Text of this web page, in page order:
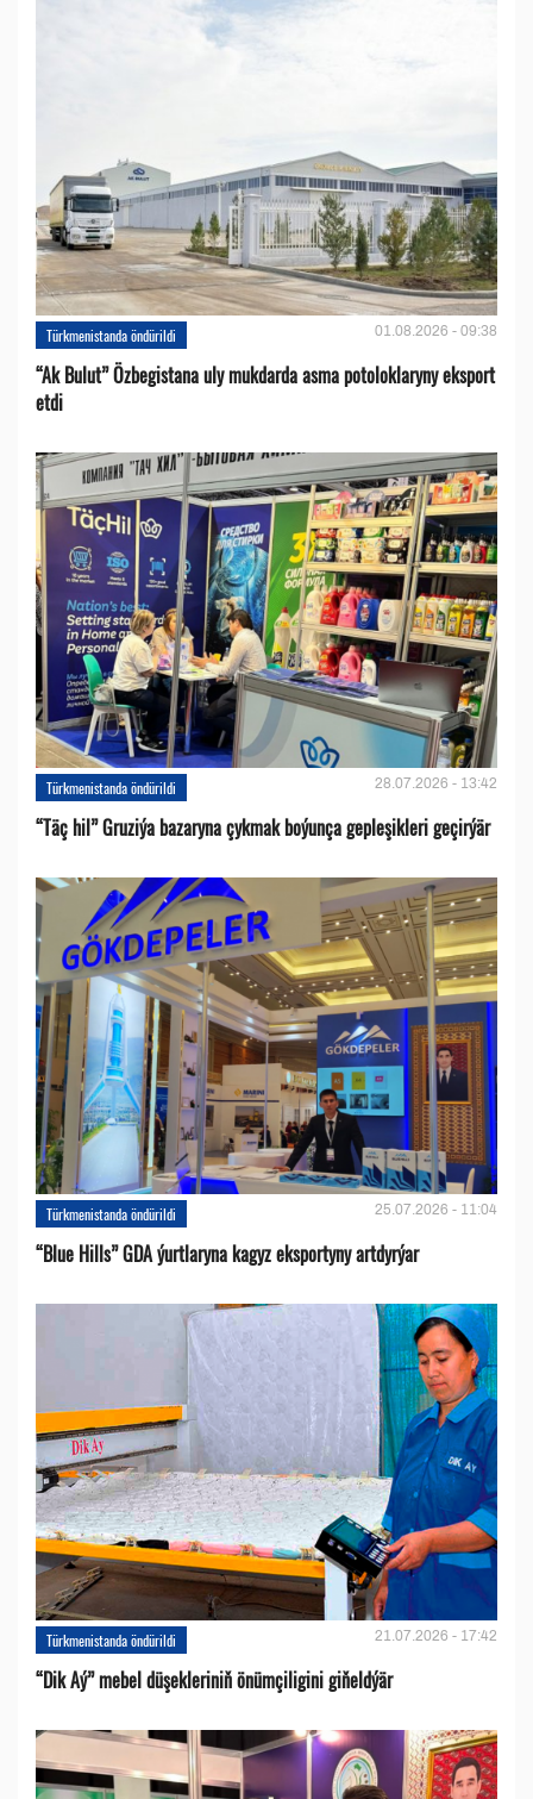
Türkmenistanda öndürildi 01.08.2026 - 09:38
“Ak Bulut” Özbegistana uly mukdarda asma potoloklaryny eksport
etdi
Türkmenistanda öndürildi 28.07.2026 - 13:42
“Täç hil” Gruziýa bazaryna çykmak boýunça gepleşikleri geçirýär
Türkmenistanda öndürildi 25.07.2026 - 11:04
“Blue Hills” GDA ýurtlaryna kagyz eksportyny artdyrýar
Türkmenistanda öndürildi 21.07.2026 - 17:42
“Dik Aý” mebel düşekleriniň önümçiligini giňeldýär